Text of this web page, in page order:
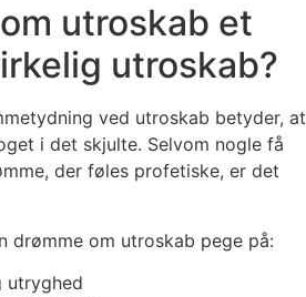
utroskab et
utroskab?
ved utroskab betyder, at
i det skjulte. Selvom nogle få
der føles profetiske, er det
drømme om utroskab pege på:
utryghed